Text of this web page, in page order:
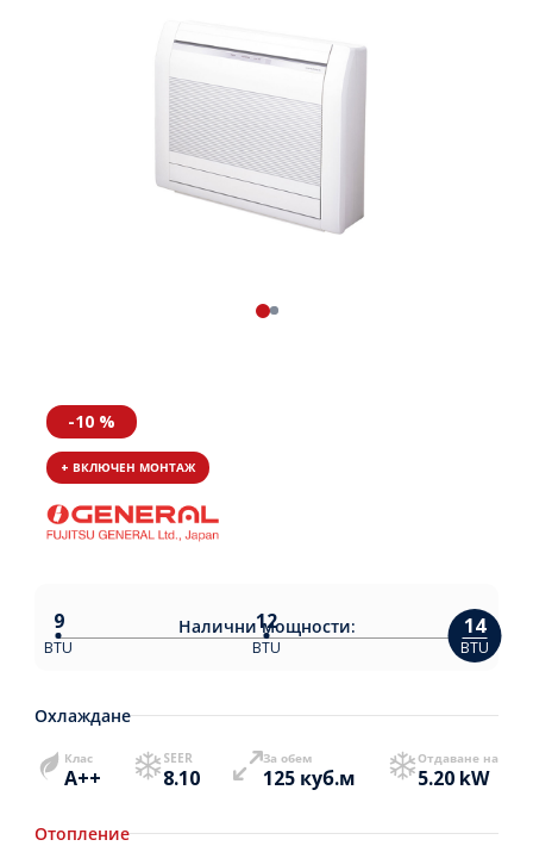
-10 %
+ ВКЛЮЧЕН МОНТАЖ
Наличнимощности:
9
BTU
12
BTU
14
BTU
Охлаждане
Клас
A++
SEER
8.10
За обем
125 куб.м
Отдаване на
5.20 kW
Отопление